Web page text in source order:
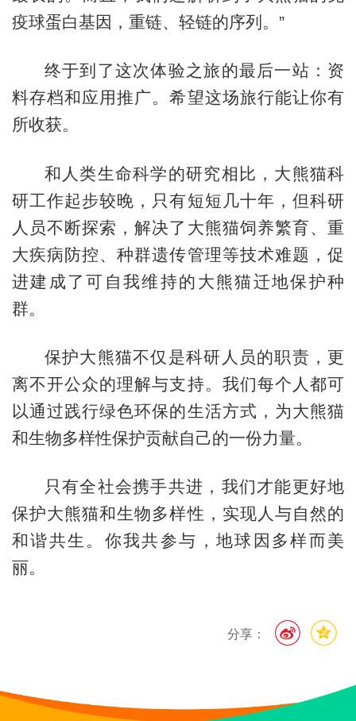
疫球蛋白基因，重链、轻链的序列。”
终于到了这次体验之旅的最后一站：资
料存档和应用推广。希望这场旅行能让你有
所收获。
和人类生命科学的研究相比，大熊猫科
研工作起步较晚，只有短短几十年，但科研
人员不断探索，解决了大熊猫饲养繁育、重
大疾病防控、种群遗传管理等技术难题，促
进建成了可自我维持的大熊猫迁地保护种
群。
保护大熊猫不仅是科研人员的职责，更
离不开公众的理解与支持。我们每个人都可
以通过践行绿色环保的生活方式，为大熊猫
和生物多样性保护贡献自己的一份力量。
只有全社会携手共进，我们才能更好地
保护大熊猫和生物多样性，实现人与自然的
和谐共生。你我共参与，地球因多样而美
丽。
分享：